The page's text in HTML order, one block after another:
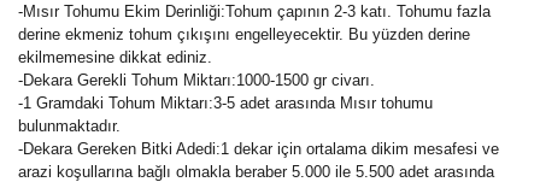
-Mısır Tohumu Ekim Derinliği:Tohum çapının 2-3 katı. Tohumu fazla
derine ekmeniz tohum çıkışını engelleyecektir. Bu yüzden derine
ekilmemesine dikkat ediniz.
-Dekara Gerekli Tohum Miktarı:1000-1500 gr civarı.
-1 Gramdaki Tohum Miktarı:3-5 adet arasında Mısır tohumu
bulunmaktadır.
-Dekara Gereken Bitki Adedi:1 dekar için ortalama dikim mesafesi ve
arazi koşullarına bağlı olmakla beraber 5.000 ile 5.500 adet arasında